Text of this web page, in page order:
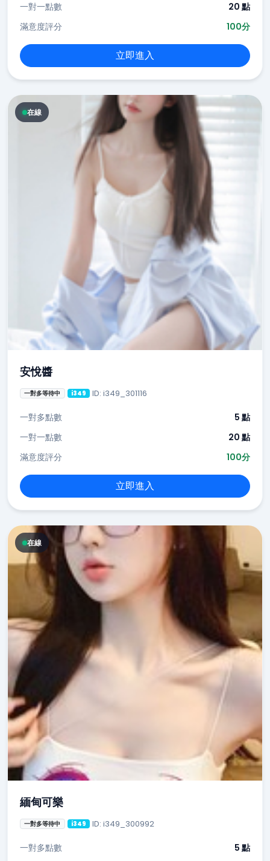
一對一點數
20 點
滿意度評分
100分
立即進入
在線
安悅醬
一對多等待中 i349 ID: i349_301116
一對多點數
5 點
一對一點數
20 點
滿意度評分
100分
立即進入
在線
緬甸可樂
一對多等待中 i349 ID: i349_300992
一對多點數
5 點